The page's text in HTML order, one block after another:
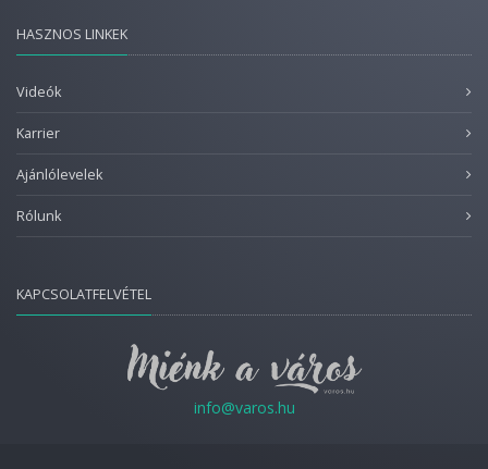
HASZNOS LINKEK
Videók
Karrier
Ajánlólevelek
Rólunk
KAPCSOLATFELVÉTEL
info@varos.hu